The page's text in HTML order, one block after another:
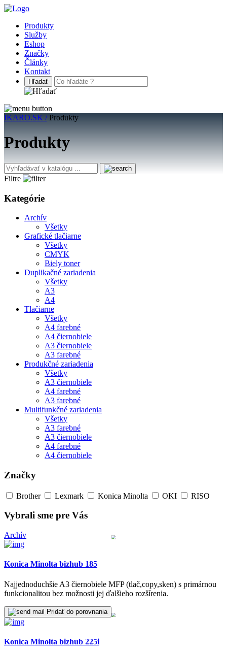
Produkty
Služby
Eshop
Značky
Články
Kontakt
IKARO.SK /Produkty
Produkty
Filtre
Kategórie
Archív
Všetky
Grafické tlačiarne
Všetky
CMYK
Biely toner
Duplikačné zariadenia
Všetky
A3
A4
Tlačiarne
Všetky
A4 farebné
A4 čiernobiele
A3 čiernobiele
A3 farebné
Produkčné zariadenia
Všetky
A3 čiernobiele
A4 farebné
A3 farebné
Multifunkčné zariadenia
Všetky
A3 farebné
A3 čiernobiele
A4 farebné
A4 čiernobiele
Značky
Brother Lexmark Konica Minolta OKI RISO
Vybrali sme pre Vás
Archív
Konica Minolta bizhub 185
Najjednoduchšie A3 čiernobiele MFP (tlač,copy,sken) s primárnou
funkcionalitou bez možnosti jej ďalšieho rozšírenia.
Pridať do porovnania
Konica Minolta bizhub 225i